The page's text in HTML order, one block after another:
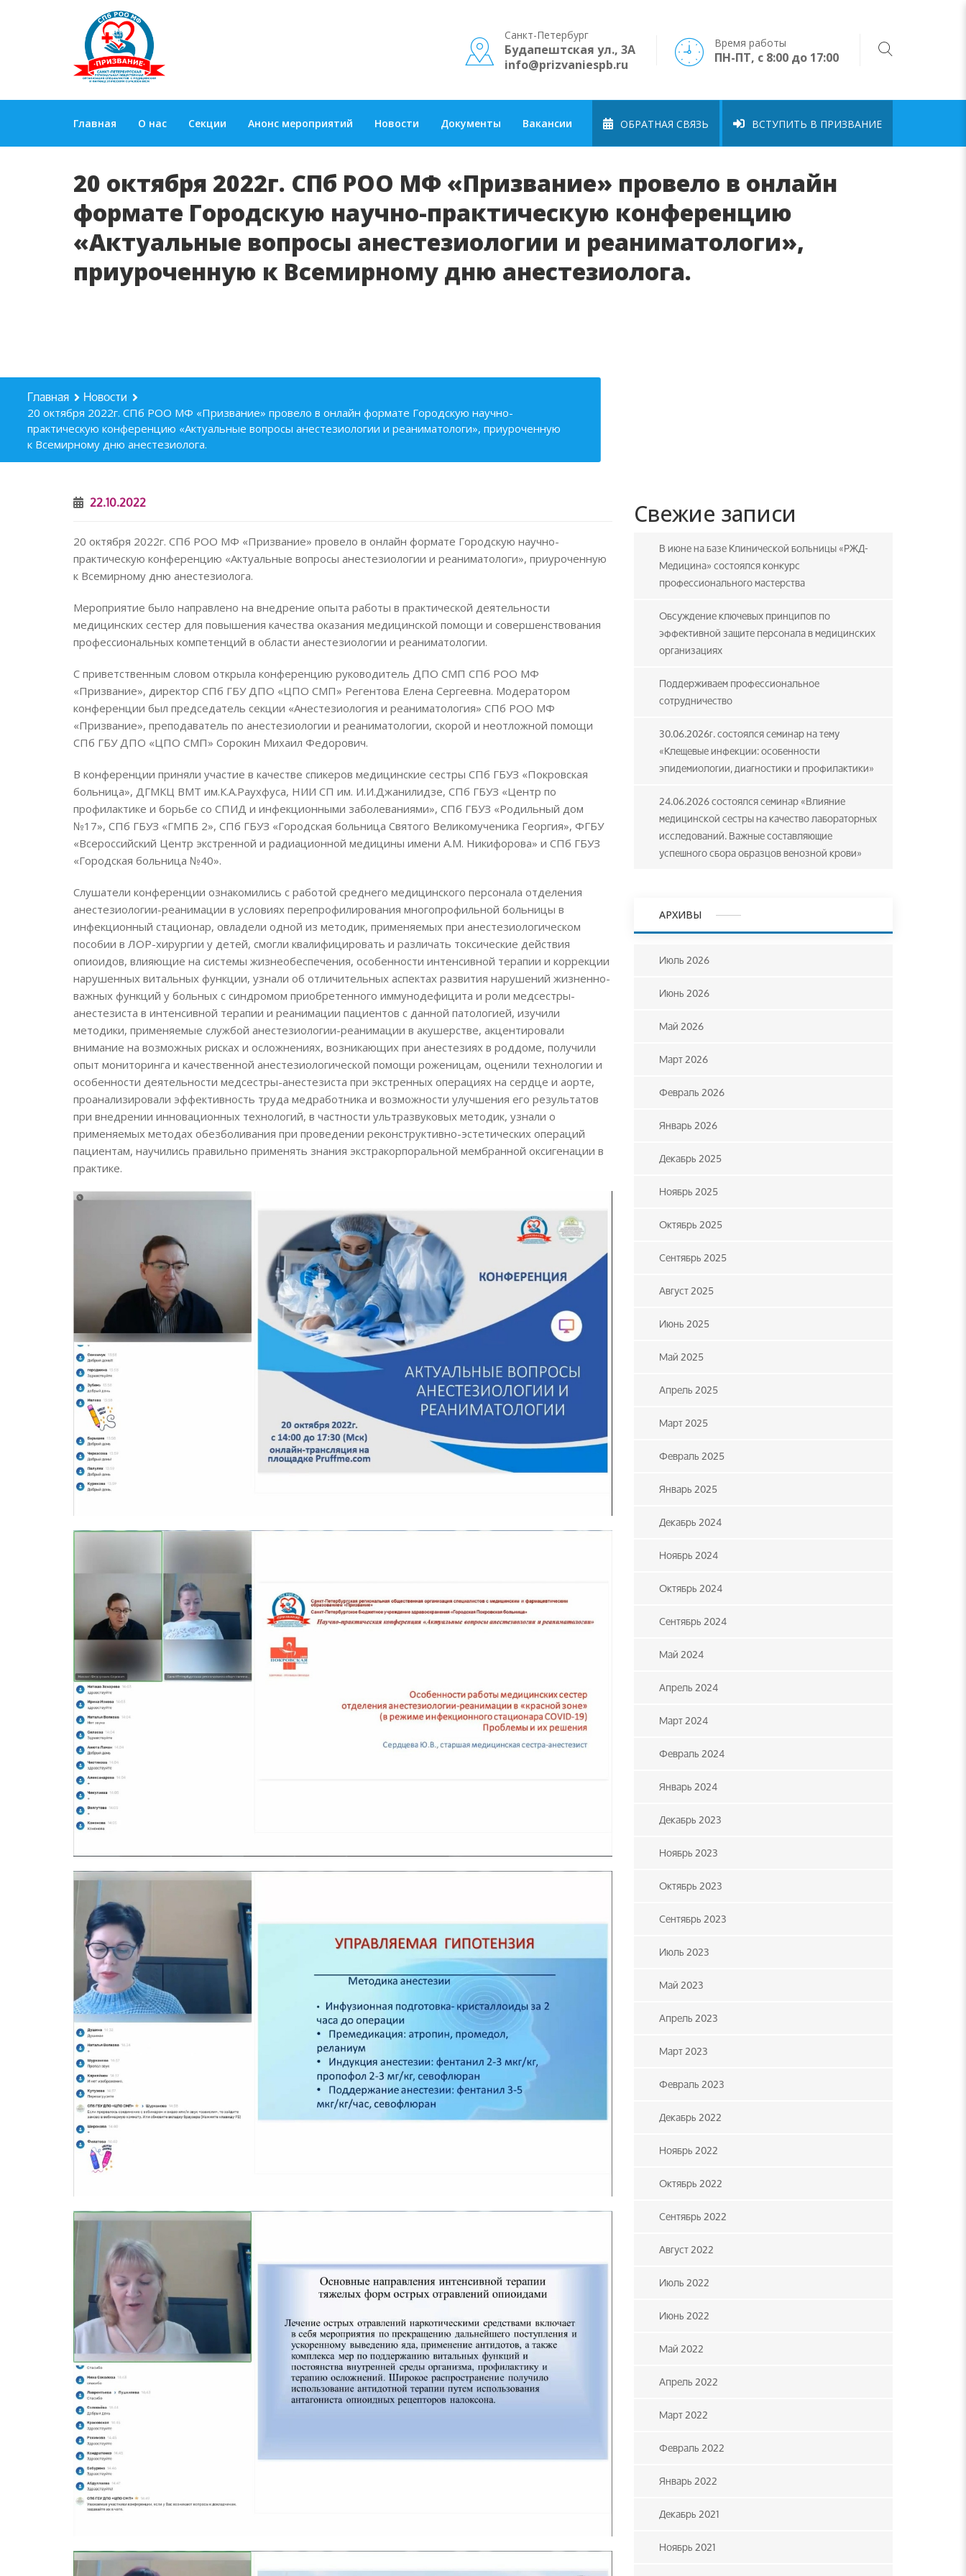
Санкт-Петербург
Будапештская ул., 3А
info@prizvaniespb.ru
Время работы
ПН-ПТ, с 8:00 до 17:00
Главная О нас Секции Анонс мероприятий Новости Документы Вакансии ОБРАТНАЯ СВЯЗЬ ВСТУПИТЬ В ПРИЗВАНИЕ
20 октября 2022г. СПб РОО МФ «Призвание» провело в онлайн
формате Городскую научно-практическую конференцию
«Актуальные вопросы анестезиологии и реаниматологи»,
приуроченную к Всемирному дню анестезиолога.
Главная Новости
20 октября 2022г. СПб РОО МФ «Призвание» провело в онлайн формате Городскую научно-
практическую конференцию «Актуальные вопросы анестезиологии и реаниматологи», приуроченную
к Всемирному дню анестезиолога.
22.10.2022
20 октября 2022г. СПб РОО МФ «Призвание» провело в онлайн формате Городскую научно-
практическую конференцию «Актуальные вопросы анестезиологии и реаниматологи», приуроченную
к Всемирному дню анестезиолога.
Мероприятие было направлено на внедрение опыта работы в практической деятельности
медицинских сестер для повышения качества оказания медицинской помощи и совершенствования
профессиональных компетенций в области анестезиологии и реаниматологии.
С приветственным словом открыла конференцию руководитель ДПО СМП СПб РОО МФ
«Призвание», директор СПб ГБУ ДПО «ЦПО СМП» Регентова Елена Сергеевна. Модератором
конференции был председатель секции «Анестезиология и реаниматология» СПб РОО МФ
«Призвание», преподаватель по анестезиологии и реаниматологии, скорой и неотложной помощи
СПб ГБУ ДПО «ЦПО СМП» Сорокин Михаил Федорович.
В конференции приняли участие в качестве спикеров медицинские сестры СПб ГБУЗ «Покровская
больница», ДГМКЦ ВМТ им.К.А.Раухфуса, НИИ СП им. И.И.Джанилидзе, СПб ГБУЗ «Центр по
профилактике и борьбе со СПИД и инфекционными заболеваниями», СПб ГБУЗ «Родильный дом
№17», СПб ГБУЗ «ГМПБ 2», СПб ГБУЗ «Городская больница Святого Великомученика Георгия», ФГБУ
«Всероссийский Центр экстренной и радиационной медицины имени А.М. Никифорова» и СПб ГБУЗ
«Городская больница №40».
Слушатели конференции ознакомились с работой среднего медицинского персонала отделения
анестезиологии-реанимации в условиях перепрофилирования многопрофильной больницы в
инфекционный стационар, овладели одной из методик, применяемых при анестезиологическом
пособии в ЛОР-хирургии у детей, смогли квалифицировать и различать токсические действия
опиоидов, влияющие на системы жизнеобеспечения, особенности интенсивной терапии и коррекции
нарушенных витальных функции, узнали об отличительных аспектах развития нарушений жизненно-
важных функций у больных с синдромом приобретенного иммунодефицита и роли медсестры-
анестезиста в интенсивной терапии и реанимации пациентов с данной патологией, изучили
методики, применяемые службой анестезиологии-реанимации в акушерстве, акцентировали
внимание на возможных рисках и осложнениях, возникающих при анестезиях в роддоме, получили
опыт мониторинга и качественной анестезиологической помощи роженицам, оценили технологии и
особенности деятельности медсестры-анестезиста при экстренных операциях на сердце и аорте,
проанализировали эффективность труда медработника и возможности улучшения его результатов
при внедрении инновационных технологий, в частности ультразвуковых методик, узнали о
применяемых методах обезболивания при проведении реконструктивно-эстетических операций
пациентам, научились правильно применять знания экстракорпоральной мембранной оксигенации в
практике.
Свежие записи
В июне на базе Клинической больницы «РЖД-
Медицина» состоялся конкурс
профессионального мастерства
Обсуждение ключевых принципов по
эффективной защите персонала в медицинских
организациях
Поддерживаем профессиональное
сотрудничество
30.06.2026г. состоялся семинар на тему
«Клещевые инфекции: особенности
эпидемиологии, диагностики и профилактики»
24.06.2026 состоялся семинар «Влияние
медицинской сестры на качество лабораторных
исследований. Важные составляющие
успешного сбора образцов венозной крови»
АРХИВЫ
Июль 2026
Июнь 2026
Май 2026
Март 2026
Февраль 2026
Январь 2026
Декабрь 2025
Ноябрь 2025
Октябрь 2025
Сентябрь 2025
Август 2025
Июнь 2025
Май 2025
Апрель 2025
Март 2025
Февраль 2025
Январь 2025
Декабрь 2024
Ноябрь 2024
Октябрь 2024
Сентябрь 2024
Май 2024
Апрель 2024
Март 2024
Февраль 2024
Январь 2024
Декабрь 2023
Ноябрь 2023
Октябрь 2023
Сентябрь 2023
Июль 2023
Май 2023
Апрель 2023
Март 2023
Февраль 2023
Декабрь 2022
Ноябрь 2022
Октябрь 2022
Сентябрь 2022
Август 2022
Июль 2022
Июнь 2022
Май 2022
Апрель 2022
Март 2022
Февраль 2022
Январь 2022
Декабрь 2021
Ноябрь 2021